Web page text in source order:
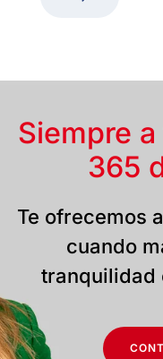
Siempre
365
Te ofrecemos
cuando
tranquilidad